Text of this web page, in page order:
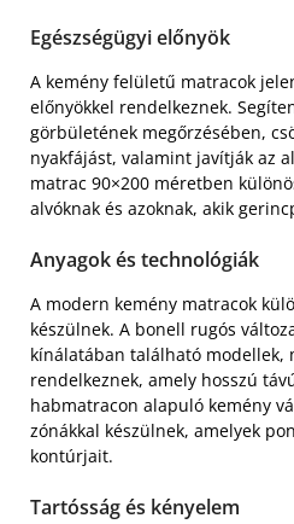
Egészségügyi előnyök
A kemény felületű matracok
előnyökkel rendelkeznek.
görbületének megőrzésében,
nyakfájást, valamint javítják az
matrac 90×200 méretben
alvóknak és azoknak, akik
Anyagok és technológiák
A modern kemény matracok
készülnek. A bonell rugós
kínálatában található modellek,
rendelkeznek, amely hosszú
habmatracon alapuló kemény
zónákkal készülnek, amelyek
kontúrjait.
Tartósság és kényelem